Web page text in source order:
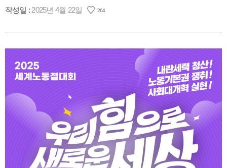
작성일 : 2025년 4월 22일 264